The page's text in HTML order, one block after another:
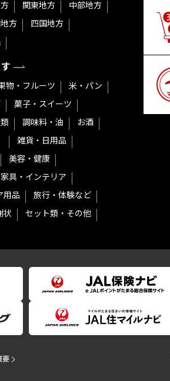
関東地方
中部地方
方
四国地方
物・フルーツ
米・パン
菓子・スイーツ
調味料・油
お酒
雑貨・日用品
美容・健康
家具・インテリア
用品
旅行・体験など
状
セット類・その他
要